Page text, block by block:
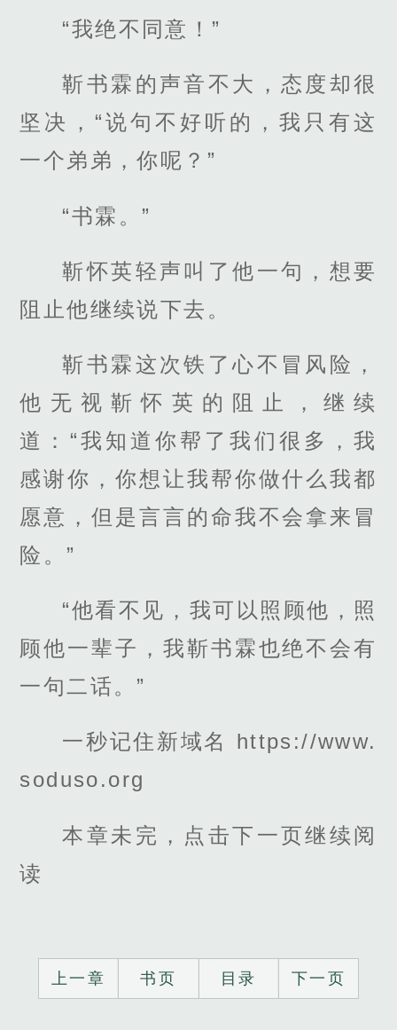
“我绝不同意！”
靳书霖的声音不大，态度却很
坚决，“说句不好听的，我只有这
一个弟弟，你呢？”
“书霖。”
靳怀英轻声叫了他一句，想要
阻止他继续说下去。
靳书霖这次铁了心不冒风险，
他无视靳怀英的阻止，继续
道：“我知道你帮了我们很多，我
感谢你，你想让我帮你做什么我都
愿意，但是言言的命我不会拿来冒
险。”
“他看不见，我可以照顾他，照
顾他一辈子，我靳书霖也绝不会有
一句二话。”
一秒记住新域名 https://www.
soduso.org
本章未完，点击下一页继续阅
读
上一章 书页 目录 下一页